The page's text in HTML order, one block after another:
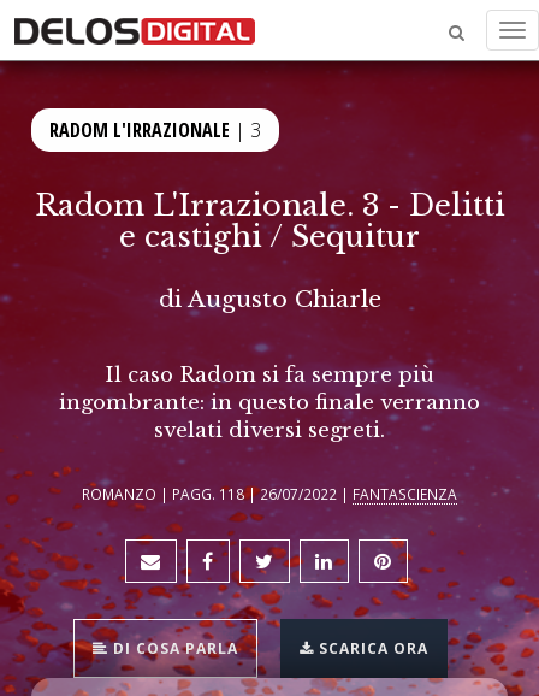
RADOM L'IRRAZIONALE | 3
Radom L'Irrazionale. 3 - Delitti
e castighi / Sequitur
diAugusto Chiarle
Il caso Radom si fa sempre più
ingombrante: in questo finale verranno
svelati diversi segreti.
ROMANZO | PAGG. 118 | 26/07/2022 | FANTASCIENZA
DI COSA PARLA SCARICA ORA